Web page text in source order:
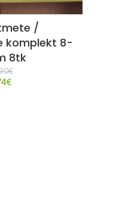
/
komplekt 8-
8tk
€
€